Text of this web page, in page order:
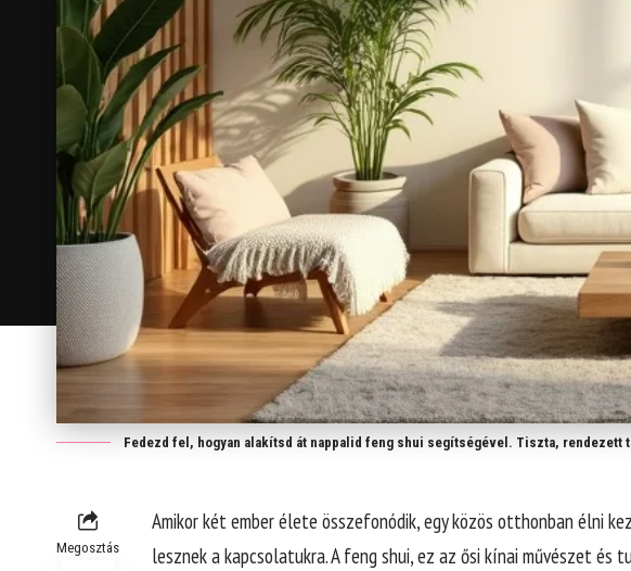
Fedezd fel, hogyan alakítsd át nappalid feng shui segítségével. Tiszta,
Megosztás
Amikor két ember élete összefonódik, egy közös otthonban élni
lesznek a kapcsolatukra. A feng shui, ez az ősi kínai művészet és